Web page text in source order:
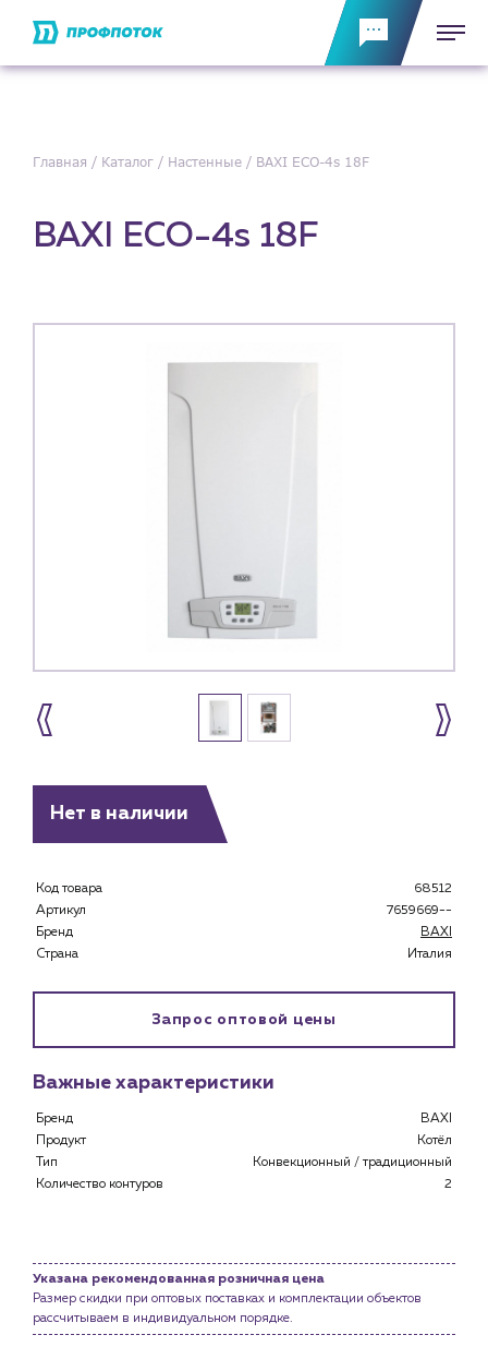
Каталог
Клиентам
Главная Каталог Настенные BAXI ECO-4s 18F
BAXI ECO-4s 18F
Нет в наличии
Код товара
68512
Артикул
7659669--
Бренд
BAXI
Страна
Италия
Запрос оптовой цены
Важные характеристики
Бренд
BAXI
Продукт
Котёл
Тип
Конвекционный / традиционный
Количество контуров
2
Указана рекомендованная розничная цена
Размер скидки при оптовых поставках и комплектации объектов
рассчитываем в индивидуальном порядке.